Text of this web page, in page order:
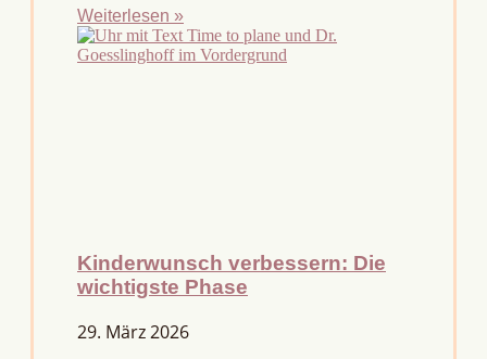
Weiterlesen »
Kinderwunsch verbessern: Die
wichtigste Phase
29. März 2026